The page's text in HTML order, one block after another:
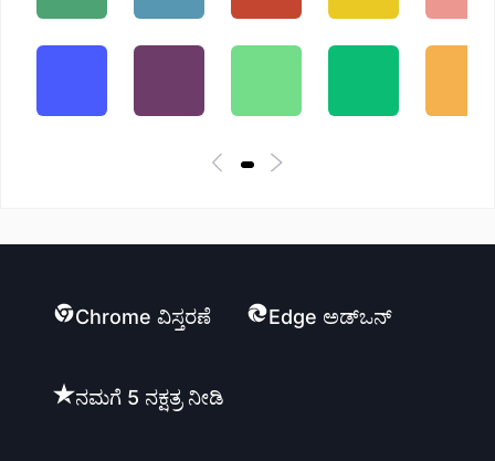
Chrome ವಿಸ್ತರಣೆ Edge ಅಡ್ಒನ್
ನಮಗೆ 5 ನಕ್ಷತ್ರ ನೀಡಿ